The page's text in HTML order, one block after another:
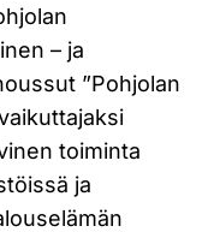
– ja
”Pohjolan
toiminta
ja